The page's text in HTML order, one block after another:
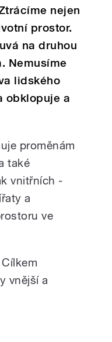
nejen
prostor.
na druhou
Nemusíme
lidského
obklopuje a
proměnám
také
vnitřních -
a
ve
vnější a